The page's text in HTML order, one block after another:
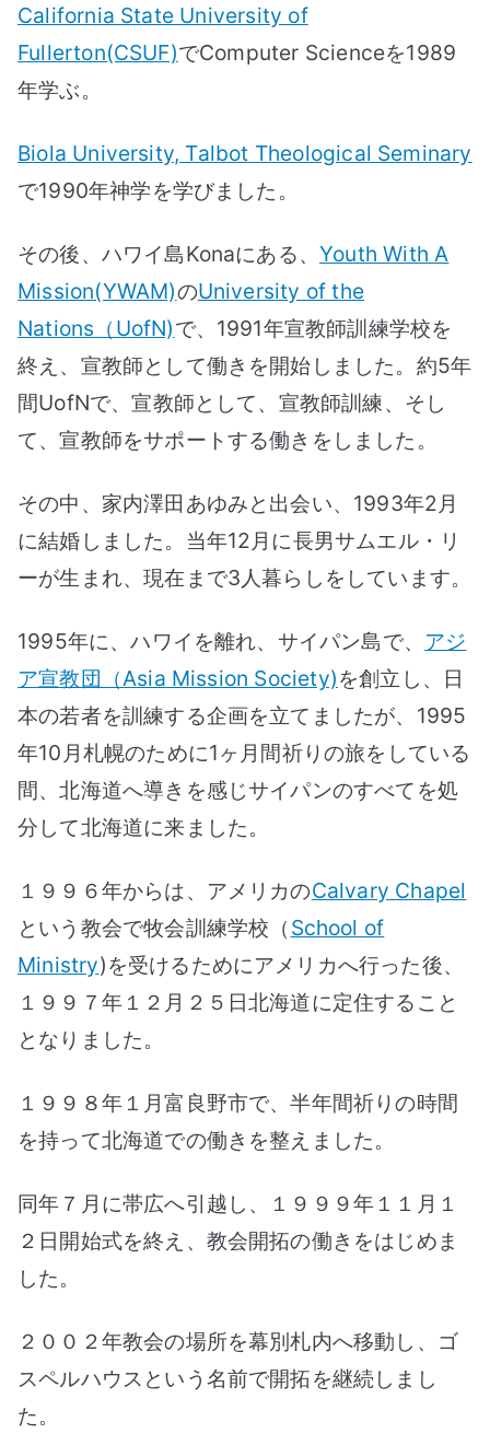
California State University of
Fullerton(CSUF)でComputer Scienceを1989
年学ぶ。
Biola University, Talbot Theological Seminary
で1990年神学を学びました。
その後、ハワイ島Konaにある、Youth With A
Mission(YWAM)のUniversity of the
Nations（UofN)で、1991年宣教師訓練学校を
終え、宣教師として働きを開始しました。約5年
間UofNで、宣教師として、宣教師訓練、そし
て、宣教師をサポートする働きをしました。
その中、家内澤田あゆみと出会い、1993年2月
に結婚しました。当年12月に長男サムエル・リ
ーが生まれ、現在まで3人暮らしをしています。
1995年に、ハワイを離れ、サイパン島で、 アジ
ア宣教団（Asia Mission Society)を創立し、日
本の若者を訓練する企画を立てましたが、1995
年10月札幌のために1ヶ月間祈りの旅をしている
間、北海道へ導きを感じサイパンのすべてを処
分して北海道に来ました。
１９９６年からは、アメリカのCalvary Chapel
という教会で牧会訓練学校（ School of
Ministry)を受けるためにアメリカへ行った後、
１９９７年１２月２５日北海道に定住すること
となりました。
１９９８年１月富良野市で、半年間祈りの時間
を持って北海道での働きを整えました。
同年７月に帯広へ引越し、１９９９年１１月１
２日開始式を終え、教会開拓の働きをはじめま
した。
２００２年教会の場所を幕別札内へ移動し、ゴ
スペルハウスという名前で開拓を継続しまし
た。